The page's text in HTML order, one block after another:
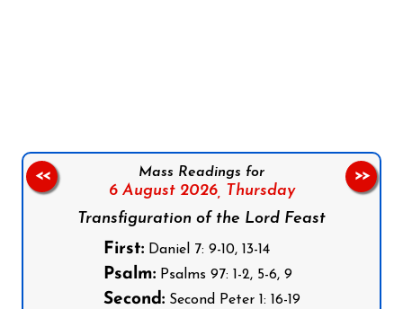
Mass Readings for
6 August 2026, Thursday
Transfiguration of the Lord Feast
First:Daniel 7: 9-10, 13-14
Psalm:Psalms 97: 1-2, 5-6, 9
Second:Second Peter 1: 16-19
<< >>